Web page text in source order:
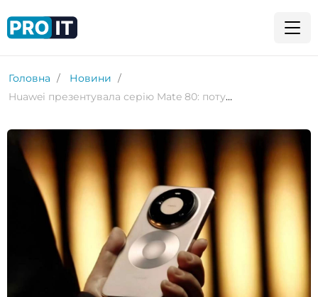
Головна
Новини
Huawei презентувала серію Mate 80: потужна камера, OLED-дисплеї та оновлений дизайн